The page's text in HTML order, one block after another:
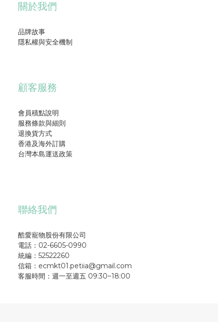
關於我們
品牌故事
隱私權與安全機制
顧客服務
會員積點說明
服務條款與細則
退換貨方式
香港及海外訂購
台灣本島運送政策
聯絡我們
酷愛寵物股份有限公司
電話：02-6605-0990
統編：52522260
信箱：ecmkt01.petiia@gmail.com
客服時間：週一至週五 09:30~18:00